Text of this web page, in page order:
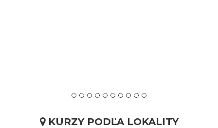
KURZY PODĽA LOKALITY